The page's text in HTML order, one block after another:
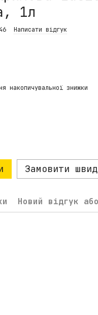
1л
Написати відгук
накопичувальної знижки
Замовити
Новий відгук